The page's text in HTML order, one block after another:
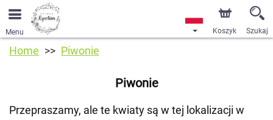
Menu Koszyk Szukaj
Home Piwonie
Piwonie
Przepraszamy, ale te kwiaty są w tej lokalizacji w